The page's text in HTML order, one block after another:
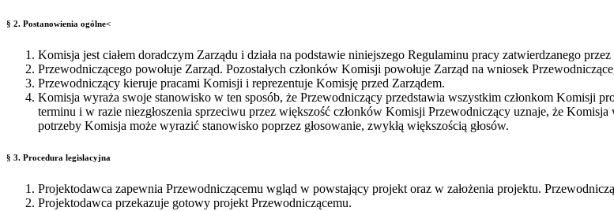
§ 2. Postanowienia ogólne<
Komisja jest ciałem doradczym Zarządu i działa na podstawie niniejszego Regulaminu pracy zatwierdzanego przez
Przewodniczącego powołuje Zarząd. Pozostałych członków Komisji powołuje Zarząd na wniosek
Przewodniczący kieruje pracami Komisji i reprezentuje Komisję przed Zarządem.
Komisja wyraża swoje stanowisko w ten sposób, że Przewodniczący przedstawia wszystkim członkom Komisji
terminu i w razie niezgłoszenia sprzeciwu przez większość członków Komisji Przewodniczący uznaje, że
potrzeby Komisja może wyrazić stanowisko poprzez głosowanie, zwykłą większością głosów.
§ 3. Procedura legislacyjna
Projektodawca zapewnia Przewodniczącemu wgląd w powstający projekt oraz w założenia projektu.
Projektodawca przekazuje gotowy projekt Przewodniczącemu.